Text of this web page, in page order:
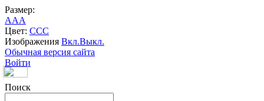
Размер:
AAA
Цвет: CCC
Изображения Вкл.Выкл.
Обычная версия сайта
Войти
Поиск